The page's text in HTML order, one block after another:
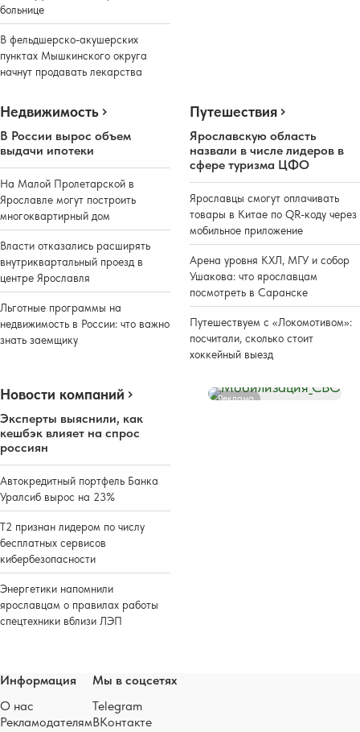
больнице
В фельдшерско-акушерских
пунктах Мышкинского округа
начнут продавать лекарства
Недвижимость
В России вырос объем
выдачи ипотеки
На Малой Пролетарской в
Ярославле могут построить
многоквартирный дом
Власти отказались расширять
внутриквартальный проезд в
центре Ярославля
Льготные программы на
недвижимость в России: что важно
знать заемщику
Путешествия
Ярославскую область
назвали в числе лидеров в
сфере туризма ЦФО
Ярославцы смогут оплачивать
товары в Китае по QR-коду через
мобильное приложение
Арена уровня КХЛ, МГУ и собор
Ушакова: что ярославцам
посмотреть в Саранске
Путешествуем с «Локомотивом»:
посчитали, сколько стоит
хоккейный выезд
Новости компаний
Эксперты выяснили, как
кешбэк влияет на спрос
россиян
Автокредитный портфель Банка
Уралсиб вырос на 23%
Т2 признан лидером по числу
бесплатных сервисов
кибербезопасности
Энергетики напомнили
ярославцам о правилах работы
спецтехники вблизи ЛЭП
Реклама
Информация
О нас
Рекламодателям
Мы в соцсетях
Telegram
ВКонтакте